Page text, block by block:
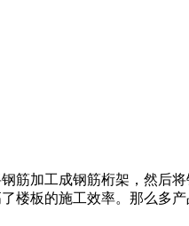
加工成钢筋桁架，然后
楼板的施工效率。那么多